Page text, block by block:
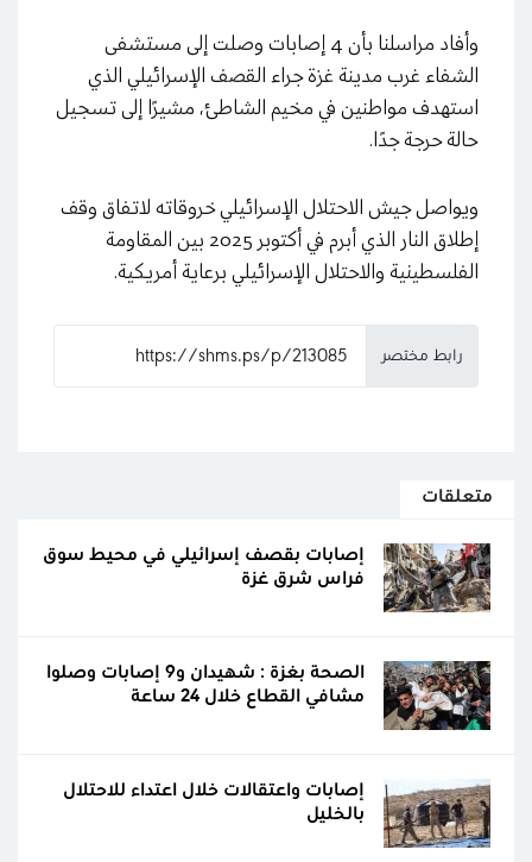
وأفاد مراسلنا بأن 4 إصابات وصلت إلى مستشفى
الشفاء غرب مدينة غزة جراء القصف الإسرائيلي الذي
استهدف مواطنين في مخيم الشاطئ، مشيرًا إلى تسجيل
حالة حرجة جدًا.
ويواصل جيش الاحتلال الإسرائيلي خروقاته لاتفاق وقف
إطلاق النار الذي أبرم في أكتوبر 2025 بين المقاومة
الفلسطينية والاحتلال الإسرائيلي برعاية أمريكية.
رابط مختصر
متعلقات
إصابات بقصف إسرائيلي في محيط سوق
فراس شرق غزة
الصحة بغزة : شهيدان و9 إصابات وصلوا
مشافي القطاع خلال 24 ساعة
إصابات واعتقالات خلال اعتداء للاحتلال
بالخليل